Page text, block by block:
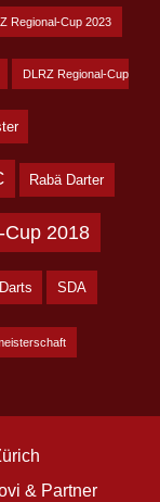
Regional-Cup 2023
DLRZ Regional-Cup
Rabä Darter
Cup 2018
SDA
& Partner